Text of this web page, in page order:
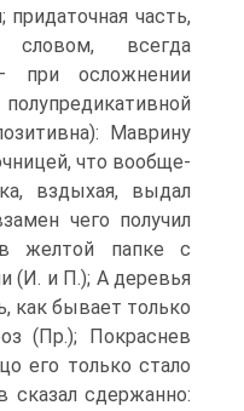
часть,
всегда
при осложнении
Маврину
что вообще-
вздыхая, выдал
чего получил
желтой папке с
(И. и П.); А деревья
как бывает только
(Пр.); Покраснев
его только стало
сказал сдержанно: